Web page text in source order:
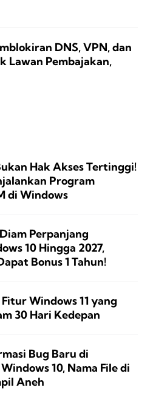
DNS, VPN, dan
Lawan Pembajakan,
Hak Akses Tertinggi!
Program
di Windows
Perpanjang
10 Hingga 2027,
Bonus 1 Tahun!
Windows 11 yang
30 Hari Kedepan
Bug Baru di
10, Nama File di
Aneh